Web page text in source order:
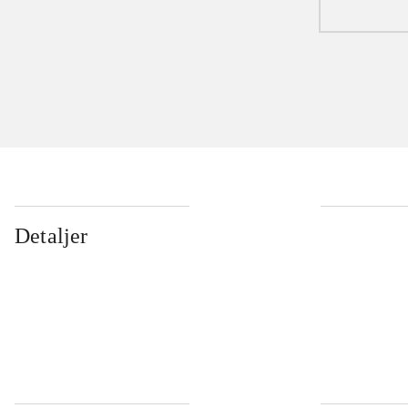
Detaljer